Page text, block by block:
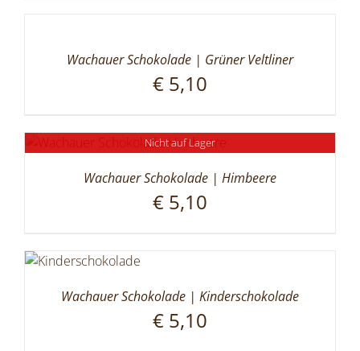
Wachauer Schokolade | Grüner Veltliner
€ 5,10
Nicht auf Lager
Wachauer Schokolade | Himbeere
€ 5,10
Wachauer Schokolade | Kinderschokolade
€ 5,10